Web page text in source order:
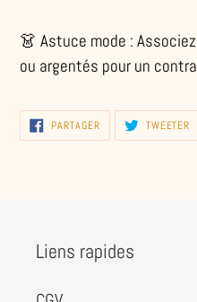
👗 Astuce mode :
ou argentés pour un
PARTAGERPARTAGER
SUR
FACEBOOK
TWEETER
Liens rapides